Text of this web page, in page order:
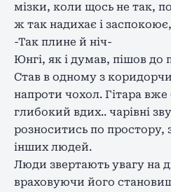
мізки, коли щось не так,
ж так надихає і
-Так плине й ніч-
Юнгі, як і думав, пішов до
Став в одному з
напроти чохол. Гітара вже
глибокий вдих.. чарівні
розноситись по простору,
інших людей.
Люди звертають увагу на
враховуючи його